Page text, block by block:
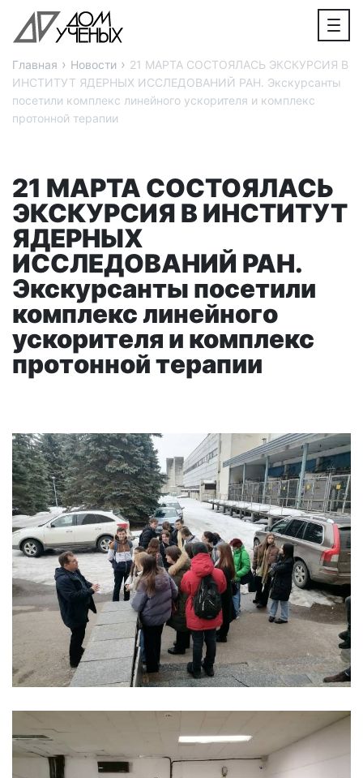
Главная › Новости › 21 МАРТА СОСТОЯЛАСЬ ЭКСКУРСИЯ В
ИНСТИТУТ ЯДЕРНЫХ ИССЛЕДОВАНИЙ РАН. Экскурсанты
посетили комплекс линейного ускорителя и комплекс
протонной терапии
21 МАРТА СОСТОЯЛАСЬ
ЭКСКУРСИЯ В ИНСТИТУТ
ЯДЕРНЫХ
ИССЛЕДОВАНИЙ РАН.
Экскурсанты посетили
комплекс линейного
ускорителя и комплекс
протонной терапии